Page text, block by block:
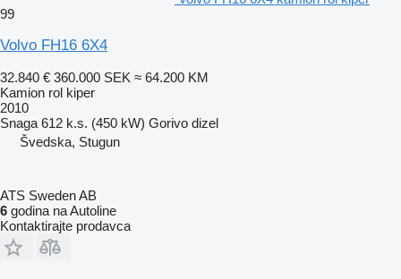
99
Volvo FH16 6X4
32.840 € 360.000 SEK ≈ 64.200 KM
Kamion rol kiper
2010
Snaga 612 k.s. (450 kW) Gorivo dizel
Švedska, Stugun
ATS Sweden AB
6 godina na Autoline
Kontaktirajte prodavca